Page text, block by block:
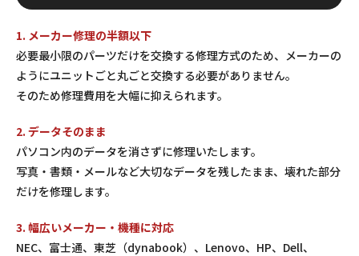
1. メーカー修理の半額以下
必要最小限のパーツだけを交換する修理方式のため、メーカーの
ようにユニットごと丸ごと交換する必要がありません。
そのため修理費用を大幅に抑えられます。
2. データそのまま
パソコン内のデータを消さずに修理いたします。
写真・書類・メールなど大切なデータを残したまま、壊れた部分
だけを修理します。
3. 幅広いメーカー・機種に対応
NEC、富士通、東芝（dynabook）、Lenovo、HP、Dell、